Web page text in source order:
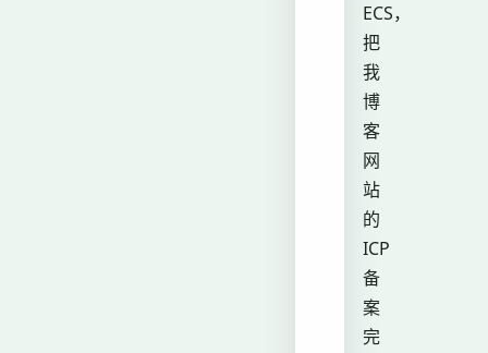
ECS，
把
我
博
客
网
站
的
ICP
备
案
完